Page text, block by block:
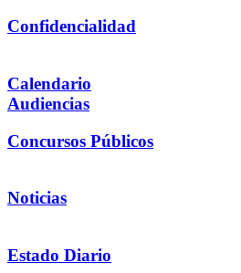
Confidencialidad
Calendario
Audiencias
Concursos Públicos
Noticias
Estado Diario